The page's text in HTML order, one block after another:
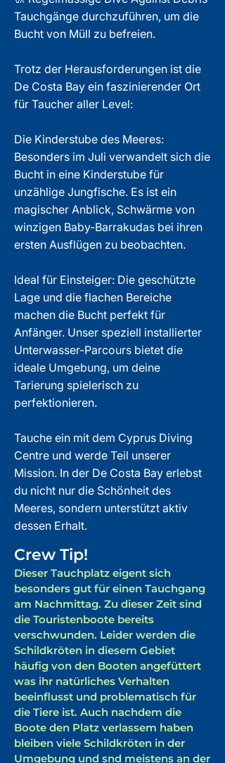
Tauchgänge durchzuführen, um die
Bucht von Müll zu befreien.
Trotz der Herausforderungen ist die
De Costa Bay ein faszinierender Ort
für Taucher aller Level:
Die Kinderstube des Meeres:
Besonders im Juli verwandelt sich die
Bucht in eine Kinderstube für
unzählige Jungfische. Es ist ein
magischer Anblick, Schwärme von
winzigen Baby-Barrakudas bei ihren
ersten Ausflügen zu beobachten.
Ideal für Einsteiger: Die geschützte
Lage und die flachen Bereiche
machen die Bucht perfekt für
Anfänger. Unser speziell installierter
Unterwasser-Parcours bietet die
ideale Umgebung, um deine
Tarierung spielerisch zu
perfektionieren.
Tauche ein mit dem Cyprus Diving
Centre und werde Teil unserer
Mission. In der De Costa Bay erlebst
du nicht nur die Schönheit des
Meeres, sondern unterstützt aktiv
dessen Erhalt.
Crew Tip!
Dieser Tauchplatz eigent sich
besonders gut für einen Tauchgang
am Nachmittag. Zu dieser Zeit sind
die Touristenboote bereits
verschwunden. Leider werden die
Schildkröten in diesem Gebiet
häufig von den Booten angefüttert
was ihr natürliches Verhalten
beeinflusst und problematisch für
die Tiere ist. Auch nachdem die
Boote den Platz verlassem haben
bleiben viele Schildkröten in der
Umgebung und snd meistens an der